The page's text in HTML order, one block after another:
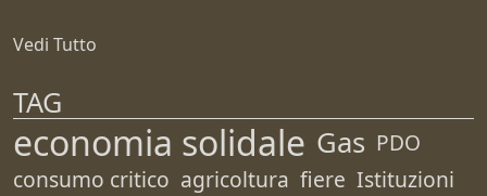
Vedi Tutto
TAG
economia solidale Gas PDO
consumo critico agricoltura fiere Istituzioni